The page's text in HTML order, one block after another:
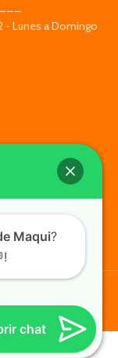
- Lunes a Domingo
chat
Maqui?